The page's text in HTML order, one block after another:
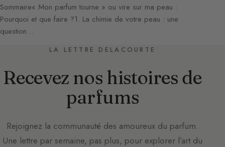
Sommaire« Mon parfum tourne » ou vire sur ma peau :
Pourquoi et que faire ?1. La chimie de votre peau : une
question…
LA LETTRE DELACOURTE
Recevez nos histoires de
parfums
Rejoignez la communauté des amoureux du parfum.
Une lettre par semaine, pas plus, pour explorer l’art du